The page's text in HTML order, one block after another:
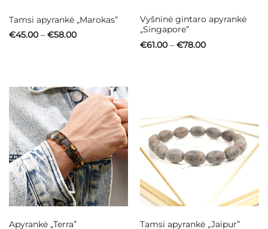
Tamsi apyrankė „Marokas”
€45.00 – €58.00Price
Vyšninė gintaro apyrankė
„Singapore”
€61.00 – €78.00Price
Apyrankė „Terra”
Tamsi apyrankė „Jaipur”